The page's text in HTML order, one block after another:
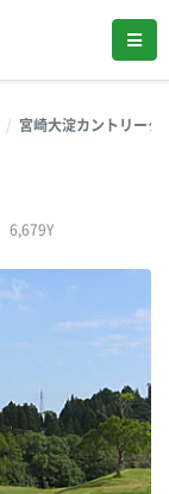
宮崎大淀カントリーク
6,679Y